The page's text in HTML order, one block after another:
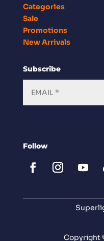
Categories
Sale
Promotions
New Arrivals
Subscribe
Follow
Copyright